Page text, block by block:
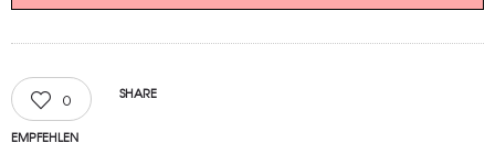
0
EMPFEHLEN
SHARE